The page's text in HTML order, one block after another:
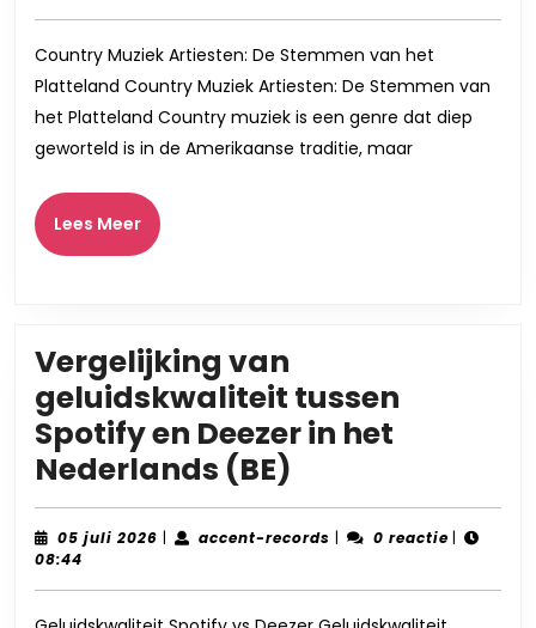
Muziek
Artiesten:
van
Country Muziek Artiesten: De Stemmen van het
Platteland Country Muziek Artiesten: De Stemmen van
het Platteland Country muziek is een genre dat diep
geworteld is in de Amerikaanse traditie, maar
Lees MeerLees
Meer
Vergelijking van
geluidskwaliteit tussen
Spotify en Deezer in het
Nederlands (BE)
van
Spotify
05 juli 2026 05
| accent-records accent-
| 0 reactie |
08:44